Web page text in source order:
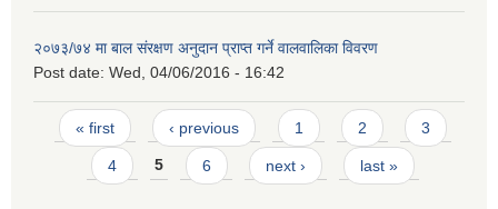
२०७३/७४ मा बाल संरक्षण अनुदान प्राप्त गर्ने वालवालिका विवरण
Post date: Wed, 04/06/2016 - 16:42
Pages
« first ‹ previous 1 2 3
4 5 6 next › last »